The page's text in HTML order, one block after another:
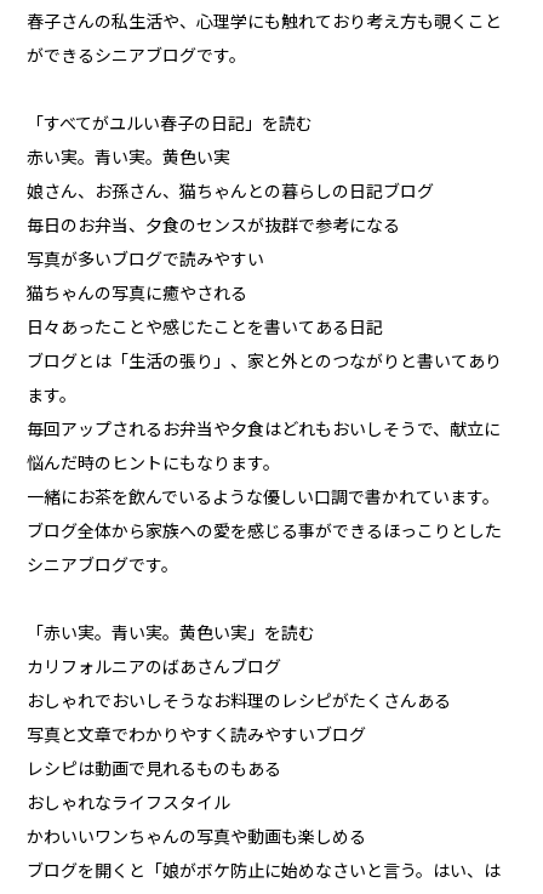
春子さんの私生活や、心理学にも触れており考え方も覗くこと
ができるシニアブログです。
「すべてがユルい春子の日記」を読む
赤い実。青い実。黄色い実
娘さん、お孫さん、猫ちゃんとの暮らしの日記ブログ
毎日のお弁当、夕食のセンスが抜群で参考になる
写真が多いブログで読みやすい
猫ちゃんの写真に癒やされる
日々あったことや感じたことを書いてある日記
ブログとは「生活の張り」、家と外とのつながりと書いてあり
ます。
毎回アップされるお弁当や夕食はどれもおいしそうで、献立に
悩んだ時のヒントにもなります。
一緒にお茶を飲んでいるような優しい口調で書かれています。
ブログ全体から家族への愛を感じる事ができるほっこりとした
シニアブログです。
「赤い実。青い実。黄色い実」を読む
カリフォルニアのばあさんブログ
おしゃれでおいしそうなお料理のレシピがたくさんある
写真と文章でわかりやすく読みやすいブログ
レシピは動画で見れるものもある
おしゃれなライフスタイル
かわいいワンちゃんの写真や動画も楽しめる
ブログを開くと「娘がボケ防止に始めなさいと言う。はい、は